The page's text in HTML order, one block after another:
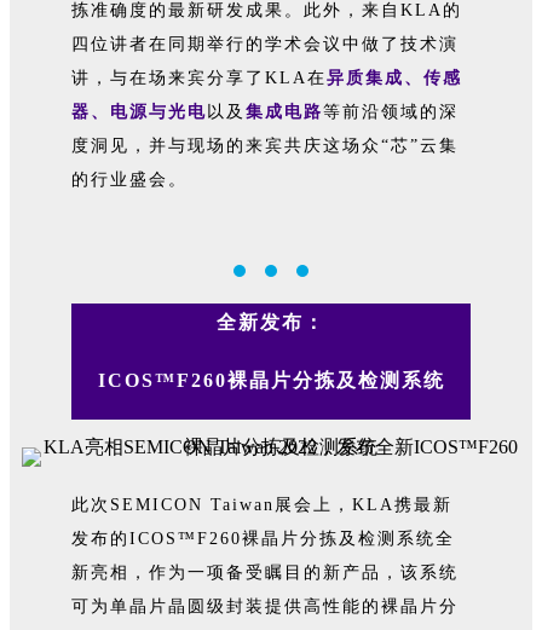
拣准确度的最新研发成果。此外，来自KLA的
四位讲者在同期举行的学术会议中做了技术演
讲，与在场来宾分享了KLA在异质集成、传感
器、电源与光电 以及集成电路等前沿领域的深
度洞见，并与现场的来宾共庆这场众“芯”云集
的行业盛会。
全新发布：
ICOS™F260裸晶片分拣及检测系统
此次SEMICON Taiwan展会上，KLA携最新
发布的ICOS™F260裸晶片分拣及检测系统全
新亮相，作为一项备受瞩目的新产品，该系统
可为单晶片晶圆级封装提供高性能的裸晶片分